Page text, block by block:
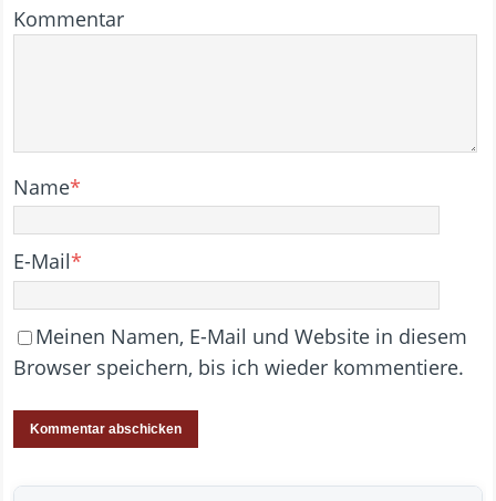
Kommentar
Name*
E-Mail*
Meinen Namen, E-Mail und Website in diesem
Browser speichern, bis ich wieder kommentiere.